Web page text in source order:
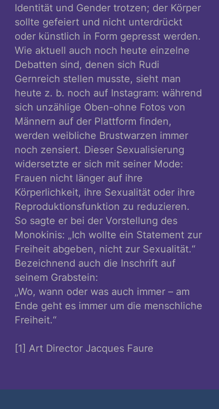
Identität und Gender trotzen; der Körper
sollte gefeiert und nicht unterdrückt
oder künstlich in Form gepresst werden.
Wie aktuell auch noch heute einzelne
Debatten sind, denen sich Rudi
Gernreich stellen musste, sieht man
heute z. b. noch auf Instagram: während
sich unzählige Oben-ohne Fotos von
Männern auf der Plattform finden,
werden weibliche Brustwarzen immer
noch zensiert. Dieser Sexualisierung
widersetzte er sich mit seiner Mode:
Frauen nicht länger auf ihre
Körperlichkeit, ihre Sexualität oder ihre
Reproduktionsfunktion zu reduzieren.
So sagte er bei der Vorstellung des
Monokinis: „Ich wollte ein Statement zur
Freiheit abgeben, nicht zur Sexualität.“
Bezeichnend auch die Inschrift auf
seinem Grabstein:
„Wo, wann oder was auch immer – am
Ende geht es immer um die menschliche
Freiheit.“
[1] Art Director Jacques Faure